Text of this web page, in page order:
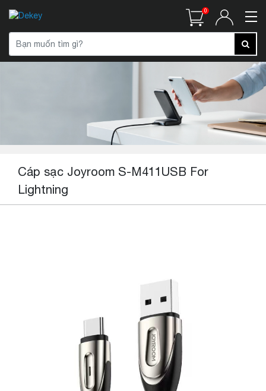
0
Cáp sạc Joyroom S-M411USB For
Lightning